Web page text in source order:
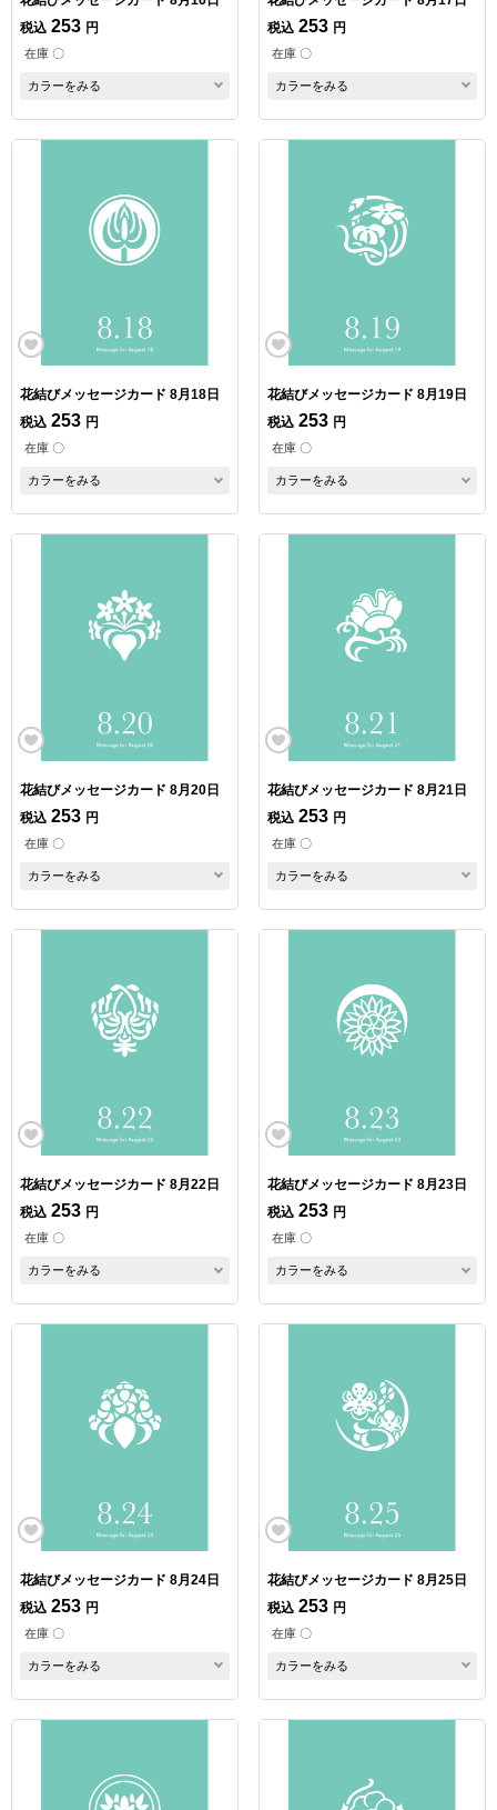
税込 253 円
在庫 〇
カラーをみる
税込 253 円
在庫 〇
カラーをみる
花結びメッセージカード 8月18日
税込 253 円
在庫 〇
カラーをみる
花結びメッセージカード 8月19日
税込 253 円
在庫 〇
カラーをみる
花結びメッセージカード 8月20日
税込 253 円
在庫 〇
カラーをみる
花結びメッセージカード 8月21日
税込 253 円
在庫 〇
カラーをみる
花結びメッセージカード 8月22日
税込 253 円
在庫 〇
カラーをみる
花結びメッセージカード 8月23日
税込 253 円
在庫 〇
カラーをみる
花結びメッセージカード 8月24日
税込 253 円
在庫 〇
カラーをみる
花結びメッセージカード 8月25日
税込 253 円
在庫 〇
カラーをみる